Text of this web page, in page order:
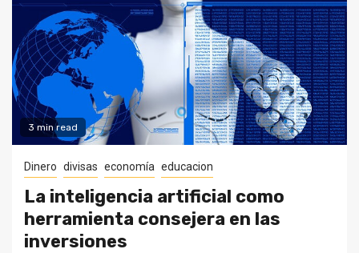
3 min read
Dinero divisas economía educacion
La inteligencia artificial como
herramienta consejera en las
inversiones